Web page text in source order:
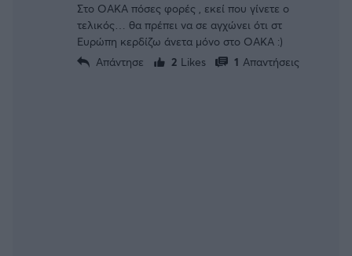
Στο ΟΑΚΑ πόσες φορές , εκεί που γίνετε ο
τελικός… θα πρέπει να σε αγχώνει ότι στ
Ευρώπη κερδίζω άνετα μόνο στο ΟΑΚΑ :)
Απάντησε
2 Likes 1 Απαντήσεις